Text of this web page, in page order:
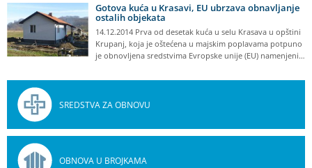
Gotova kuća u Krasavi, EU ubrzava obnavljanje
ostalih objekata
14.12.2014 Prva od desetak kuća u selu Krasava u opštini
Krupanj, koja je oštećena u majskim poplavama potpuno
je obnovljena sredstvima Evropske unije (EU) namenjeni…
SREDSTVA ZA OBNOVU
OBNOVA U BROJKAMA